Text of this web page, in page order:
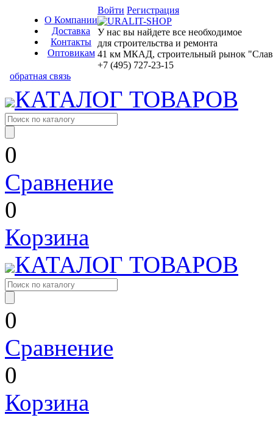
О Компании
Доставка
Контакты
Оптовикам
Войти Регистрация
У нас вы найдете все необходимое
для строительства и ремонта
41 км МКАД, строительный рынок
+7 (495) 727-23-15
обратная связь
КАТАЛОГ ТОВАРОВ
0
Сравнение
0
Корзина
КАТАЛОГ ТОВАРОВ
0
Сравнение
0
Корзина